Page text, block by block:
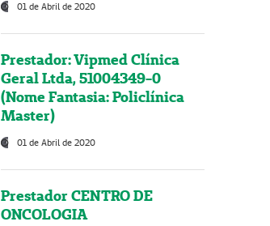
01 de Abril de 2020
Prestador: Vipmed Clínica
Geral Ltda, 51004349-0
(Nome Fantasia: Policlínica
Master)
01 de Abril de 2020
Prestador CENTRO DE
ONCOLOGIA